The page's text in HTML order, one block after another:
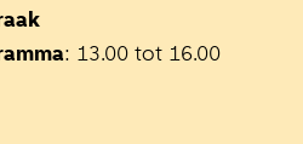
: 13.00 tot 16.00